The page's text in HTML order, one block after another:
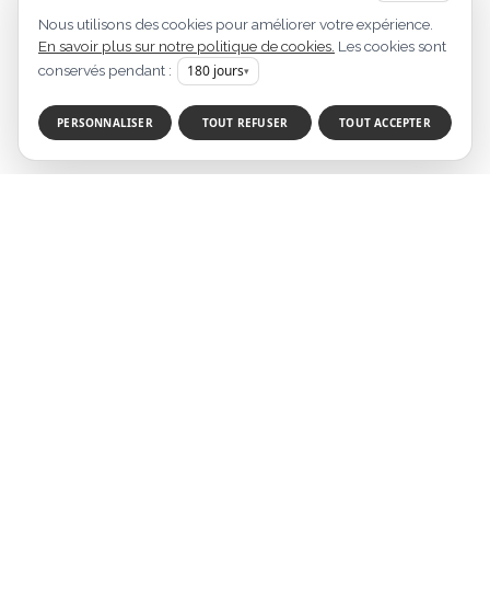
Nous utilisons des cookies pour améliorer votre expérience.
En savoir plus sur notre politique de cookies. Les cookies sont
conservés pendant :
180 jours▾
PERSONNALISER TOUT REFUSER TOUT ACCEPTER